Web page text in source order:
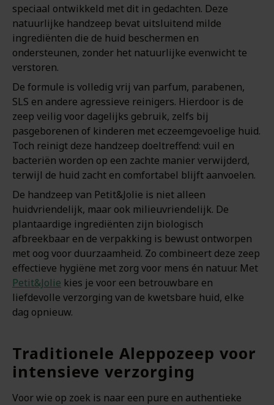
speciaal ontwikkeld met dit in gedachten. Deze
natuurlijke handzeep bevat uitsluitend milde
ingrediënten die de huid beschermen en
ondersteunen, zonder het natuurlijke evenwicht te
verstoren.
De formule is volledig vrij van parfum, parabenen,
SLS en andere agressieve reinigers. Hierdoor is de
zeep veilig voor dagelijks gebruik, zelfs bij
pasgeborenen of kinderen met eczeemgevoelige huid.
Toch reinigt deze handzeep doeltreffend: vuil en
bacteriën worden op een zachte manier verwijderd,
terwijl de huid zacht en comfortabel blijft aanvoelen.
De handzeep van Petit&Jolie is niet alleen
huidvriendelijk, maar ook milieuvriendelijk. De
plantaardige ingrediënten zijn biologisch
afbreekbaar en de verpakking is bewust ontworpen
met oog voor duurzaamheid. Zo combineert deze zeep
effectieve hygiëne met zorg voor mens én natuur. Met
Petit&Jolie kies je voor een betrouwbare en
liefdevolle verzorging van de kwetsbare huid, elke
dag opnieuw.
Traditionele Aleppozeep voor
intensieve verzorging
Voor wie op zoek is naar een pure en authentieke